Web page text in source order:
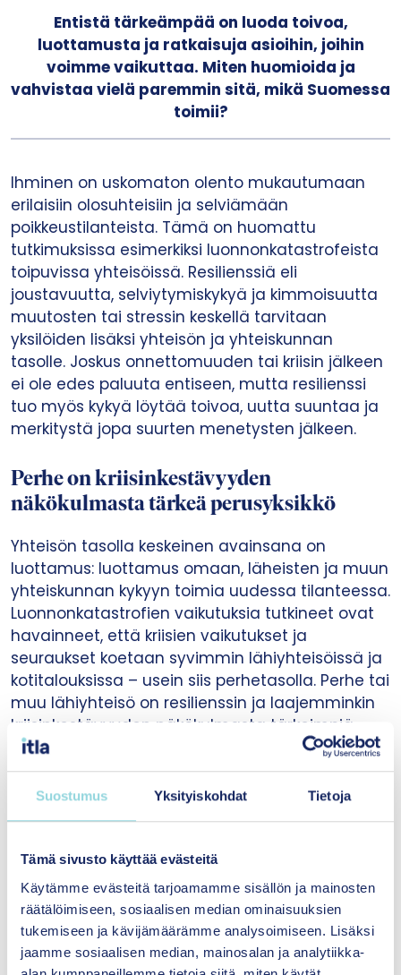
Suostumus Yksityiskohdat Tietoja
Tämä sivusto käyttää evästeitä
Käytämme evästeitä tarjoamamme sisällön ja mainosten
räätälöimiseen, sosiaalisen median ominaisuuksien
tukemiseen ja kävijämäärämme analysoimiseen. Lisäksi
jaamme sosiaalisen median, mainosalan ja analytiikka-
Entistä tärkeämpää on luoda toivoa,
luottamusta ja ratkaisuja asioihin, joihin
voimme vaikuttaa. Miten huomioida ja
vahvistaa vielä paremmin sitä, mikä Suomessa
toimii?
Ihminen on uskomaton olento mukautumaan
erilaisiin olosuhteisiin ja selviämään
poikkeustilanteista. Tämä on huomattu
tutkimuksissa esimerkiksi luonnonkatastrofeista
toipuvissa yhteisöissä. Resilienssiä eli
joustavuutta, selviytymiskykyä ja kimmoisuutta
muutosten tai stressin keskellä tarvitaan
yksilöiden lisäksi yhteisön ja yhteiskunnan
tasolle. Joskus onnettomuuden tai kriisin jälkeen
ei ole edes paluuta entiseen, mutta resilienssi
tuo myös kykyä löytää toivoa, uutta suuntaa ja
merkitystä jopa suurten menetysten jälkeen.
Perhe on kriisinkestävyyden
näkökulmasta tärkeä perusyksikkö
Yhteisön tasolla keskeinen avainsana on
luottamus: luottamus omaan, läheisten ja muun
yhteiskunnan kykyyn toimia uudessa tilanteessa.
Luonnonkatastrofien vaikutuksia tutkineet ovat
havainneet, että kriisien vaikutukset ja
seuraukset koetaan syvimmin lähiyhteisöissä ja
kotitalouksissa – usein siis perhetasolla. Perhe tai
muu lähiyhteisö on resilienssin ja laajemminkin
kriisinkestävyyden näkökulmasta tärkeimpiä
perusyksiköitä.
Toipuminen koko yhteiskuntana onnistuu
parhaiten, kun yhteisötason tärkeys
toipumisessa esimerkiksi sopeutumaan uuteen
tilanteeseen suurten menetysten jälkeen.
Puhumme kuitenkin perheestä ja lähiyhteisöistä
varsin vähän, kun puhumme Suomessa
turvallisuudesta tai laajemmin suomalaisesta
kriisinkestävyydestä ja varautumisesta.